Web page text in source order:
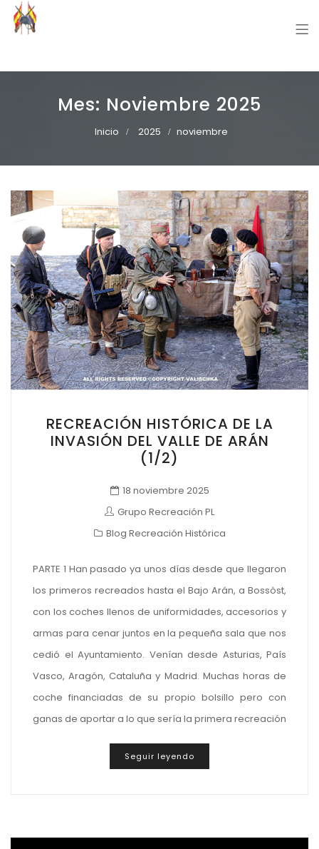
Mes: Noviembre 2025
Inicio 2025 noviembre
RECREACIÓN HISTÓRICA DE LA
INVASIÓN DEL VALLE DE ARÁN
(1/2)
18 noviembre 2025
Grupo Recreación PL
Blog Recreación Histórica
PARTE 1 Han pasado ya unos días desde que llegaron
los primeros recreados hasta el Bajo Arán, a Bossòst,
con los coches llenos de uniformidades, accesorios y
armas para cenar juntos en la pequeña sala que nos
cedió el Ayuntamiento. Venían desde Asturias, País
Vasco, Aragón, Cataluña y Madrid. Muchas horas de
coche financiadas de su propio bolsillo pero con
ganas de aportar a lo que sería la primera recreación
Seguir leyendo